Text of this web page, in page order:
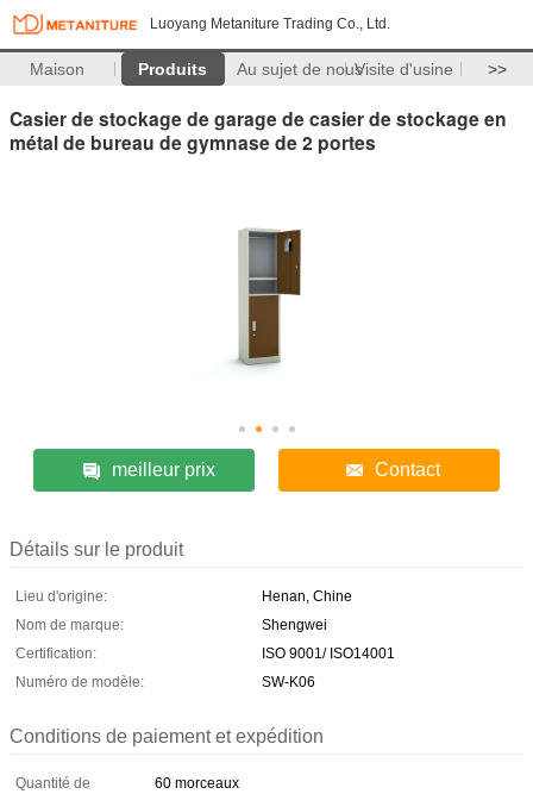
Luoyang Metaniture Trading Co., Ltd.
Maison Produits Au sujet de nousVisite d'usine >>
Casier de stockage de garage de casier de stockage en
métal de bureau de gymnase de 2 portes
meilleur prix Contact
Détails sur le produit
Lieu d'origine:
Henan, Chine
Nom de marque:
Shengwei
Certification:
ISO 9001/ ISO14001
Numéro de modèle:
SW-K06
Conditions de paiement et expédition
Quantité de
60 morceaux